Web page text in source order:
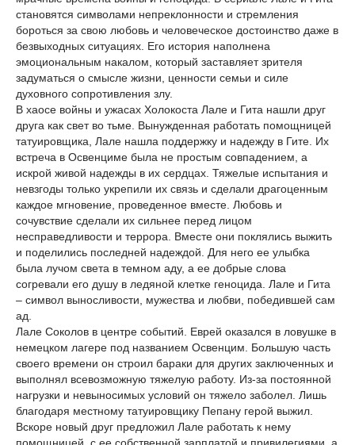
становятся символами непреклонности и стремления
бороться за свою любовь и человеческое достоинство даже в
безвыходных ситуациях. Его история наполнена
эмоциональным накалом, который заставляет зрителя
задуматься о смысле жизни, ценности семьи и силе
духовного сопротивления злу.
В хаосе войны и ужасах Холокоста Лале и Гита нашли друг
друга как свет во тьме. Вынужденная работать помощницей
татуировщика, Лале нашла поддержку и надежду в Гите. Их
встреча в Освенциме была не простым совпадением, а
искрой живой надежды в их сердцах. Тяжелые испытания и
невзгоды только укрепили их связь и сделали драгоценным
каждое мгновение, проведенное вместе. Любовь и
сочувствие сделали их сильнее перед лицом
несправедливости и террора. Вместе они поклялись выжить
и поделились последней надеждой. Для него ее улыбка
была лучом света в темном аду, а ее добрые слова
согревали его душу в ледяной клетке геноцида. Лале и Гита
– символ выносливости, мужества и любви, победившей сам
ад.
Лале Соколов в центре событий. Еврей оказался в ловушке в
немецком лагере под названием Освенцим. Большую часть
своего времени он строил бараки для других заключенных и
выполнял всевозможную тяжелую работу. Из-за постоянной
нагрузки и невыносимых условий он тяжело заболел. Лишь
благодаря местному татуировщику Пепану герой выжил.
Вскоре новый друг предложил Лале работать к нему